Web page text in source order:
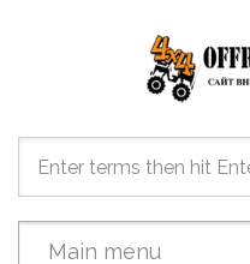
Форма
поиска